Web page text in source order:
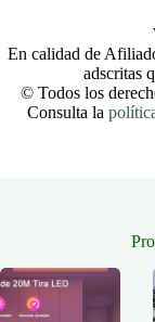
En calidad de
adscritas
© Todos los
Consulta la